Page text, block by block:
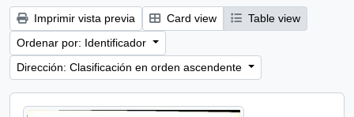
Imprimir vista previa Card view
Table view
Ordenar por: Identificador
Dirección: Clasificación en orden ascendente